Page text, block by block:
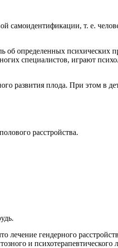
самоидентификации, т. е.
об определенных психических
специалистов, играют
развития плода. При этом в
расстройства.
гендерного
и психотерапевтического